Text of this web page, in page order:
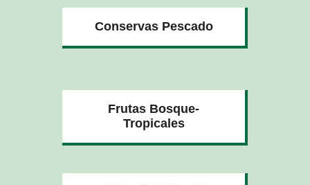
Conservas Pescado
Frutas Bosque-
Tropicales